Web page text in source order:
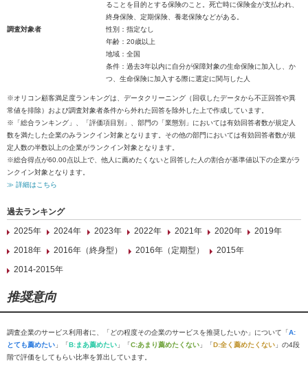
ることを目的とする保険のこと。死亡時に保険金が支払われ、
終身保険、定期保険、養老保険などがある。
調査対象者
性別：指定なし
年齢：20歳以上
地域：全国
条件：過去3年以内に自分が保障対象の生命保険に加入し、か
つ、生命保険に加入する際に選定に関与した人
※オリコン顧客満足度ランキングは、データクリーニング（回収したデータから不正回答や異
常値を排除）および調査対象者条件から外れた回答を除外した上で作成しています。
※「総合ランキング」、「評価項目別」、部門の「業態別」においては有効回答者数が規定人
数を満たした企業のみランクイン対象となります。その他の部門においては有効回答者数が規
定人数の半数以上の企業がランクイン対象となります。
※総合得点が60.00点以上で、他人に薦めたくないと回答した人の割合が基準値以下の企業がラ
ンクイン対象となります。
≫ 詳細はこちら
過去ランキング
2025年
2024年 2023年 2022年 2021年 2020年
2019年
2018年
2016年（終身型） 2016年（定期型）
2015年
2014-2015年
推奨意向
調査企業のサービス利用者に、「どの程度その企業のサービスを推奨したいか」について「A:
とても薦めたい 」「B:まあ薦めたい 」「C:あまり薦めたくない 」「D:全く薦めたくない 」の4段
階で評価をしてもらい比率を算出しています。